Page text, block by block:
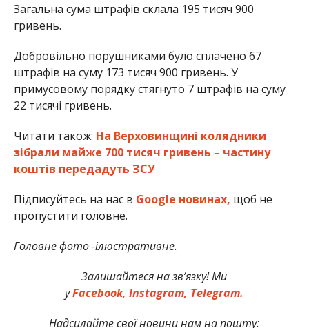
Загальна сума штрафів склала 195 тисяч 900
гривень.
Добровільно порушниками було сплачено 67
штрафів на суму 173 тисяч 900 гривень. У
примусовому порядку стягнуто 7 штрафів на суму
22 тисячі гривень.
Читати також: На Верховинщині колядники
зібрали майже 700 тисяч гривень – частину
коштів передадуть ЗСУ
Підписуйтесь на нас в Google новинах, щоб не
пропустити головне.
Головне фото -ілюстративне.
Залишайтеся на зв’язку! Ми
уFacebook, Instagram, Telegram.
Надсилайте свої новини нам на пошту: